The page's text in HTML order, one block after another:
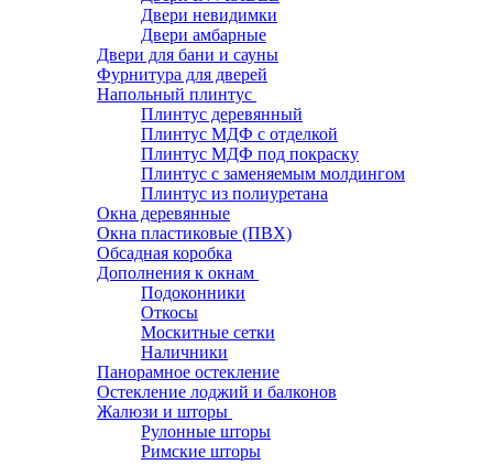
Двери невидимки
Двери амбарные
Двери для бани и сауны
Фурнитура для дверей
Напольный плинтус
Плинтус деревянный
Плинтус МДФ с отделкой
Плинтус МДФ под покраску
Плинтус с заменяемым молдингом
Плинтус из полиуретана
Окна деревянные
Окна пластиковые (ПВХ)
Обсадная коробка
Дополнения к окнам
Подоконники
Откосы
Москитные сетки
Наличники
Панорамное остекление
Остекление лоджий и балконов
Жалюзи и шторы
Рулонные шторы
Римские шторы